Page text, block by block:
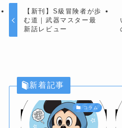
【新刊】S級冒険者が歩
む道｜武器マスター最
新話レビュー
新着記事
コラム